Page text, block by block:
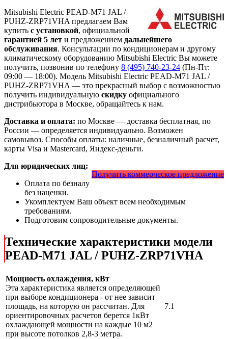
Mitsubishi Electric PEAD-M71 JAL /
PUHZ-ZRP71VHA предлагаем Вам
купить с установкой, официальной
гарантией 5 лет и предложением дальнейшего
обслуживания. Консультации по кондиционерам и другому
климатическому оборудованию Mitsubishi Electric Вы можете
получить, позвонив по телефону 8 (495) 740-23-24 (Пн-Пт:
09:00 — 18:00). Модель Mitsubishi Electric PEAD-M71 JAL /
PUHZ-ZRP71VHA — это прекрасный выбор с возможностью
получить индивидуальную скидку официального
дистрибьютора в Москве, обращайтесь к нам.
Доставка и оплата: по Москве — доставка бесплатная, по
России — определяется индивидуально. Возможен
самовывоз. Способы оплаты: наличные, безналичный расчет,
карты Visa и Mastercard, Яндекс-деньги.
Получить коммерческое предложение
Для юридических лиц:
Оплата по безналу
без наценки.
Укомплектуем Ваш объект всем необходимым
требованиям.
Подготовим сопроводительные документы.
Технические характеристики модели
PEAD-M71 JAL / PUHZ-ZRP71VHA
Мощность охлаждения, кВт
Эта характеристика является определяющей
при выборе кондиционера - от нее зависит
площадь, на которую он рассчитан. Для
ориентировочных расчетов берется 1кВт
охлаждающей мощности на каждые 10 м2
при высоте потолков 2,8-3 метра.
7.1